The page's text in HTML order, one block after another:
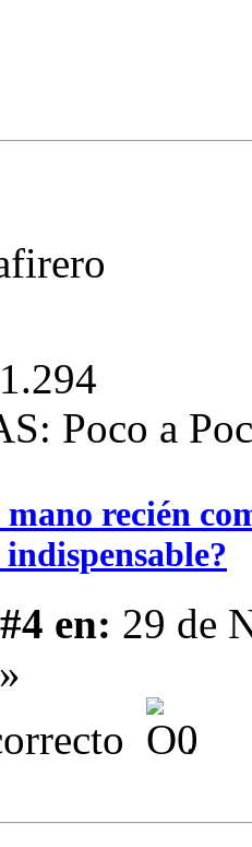
Poco a
recién
en: 29 de
.